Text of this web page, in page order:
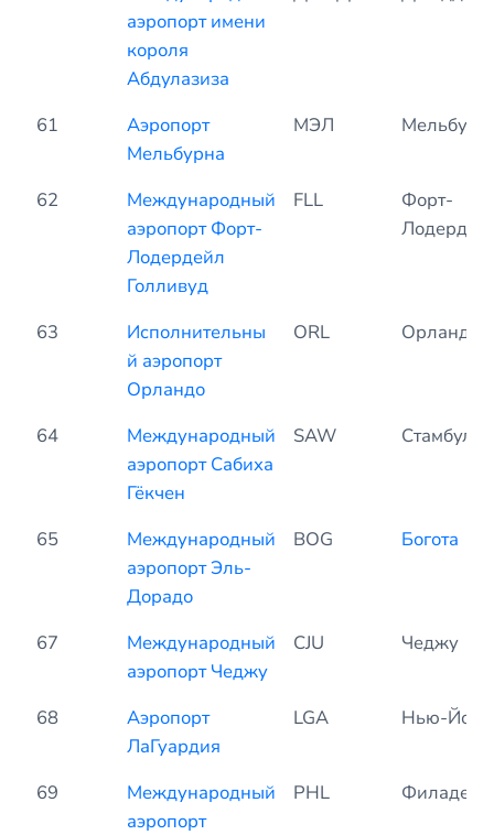
аэропорт имени
короля
Абдулазиза
61
Аэропорт
Мельбурна
МЭЛ Мельбурн
62
Международный
аэропорт Форт-
Лодердейл
Голливуд
FLL
Форт-
63
Исполнительны
й аэропорт
Орландо
ORL Орландо
64
Международный
аэропорт Сабиха
Гёкчен
SAW Стамбул
65
Международный
аэропорт Эль-
Дорадо
BOG Богота
67
Международный
аэропорт Чеджу
CJU Чеджу
68
Аэропорт
ЛаГуардия
LGA Нью-Йорк
69
Международный
аэропорт
PHL